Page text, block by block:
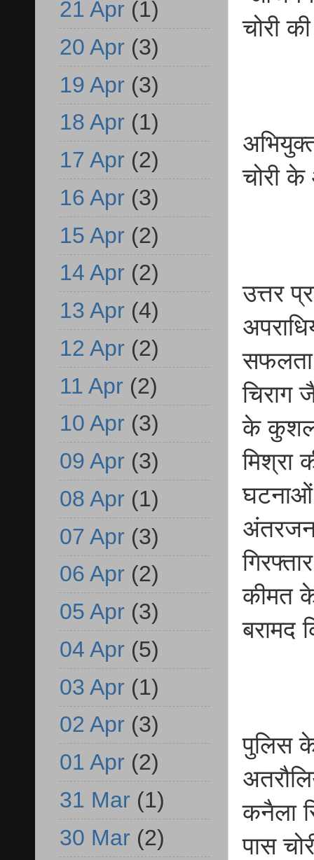
चोरी
चोरी
उत्तर
सफलता
चिराग
के कुशल
मिश्रा
घटनाओं
कीमत
बरामद
पुलिस
कनैला
पास
21 Apr (1)
20 Apr (3)
19 Apr (3)
18 Apr (1)
17 Apr (2)
16 Apr (3)
15 Apr (2)
14 Apr (2)
13 Apr (4)
12 Apr (2)
11 Apr (2)
10 Apr (3)
09 Apr (3)
08 Apr (1)
07 Apr (3)
06 Apr (2)
05 Apr (3)
04 Apr (5)
03 Apr (1)
02 Apr (3)
01 Apr (2)
31 Mar (1)
30 Mar (2)